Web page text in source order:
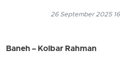
26 September 2025
Baneh – Kolbar Rahman